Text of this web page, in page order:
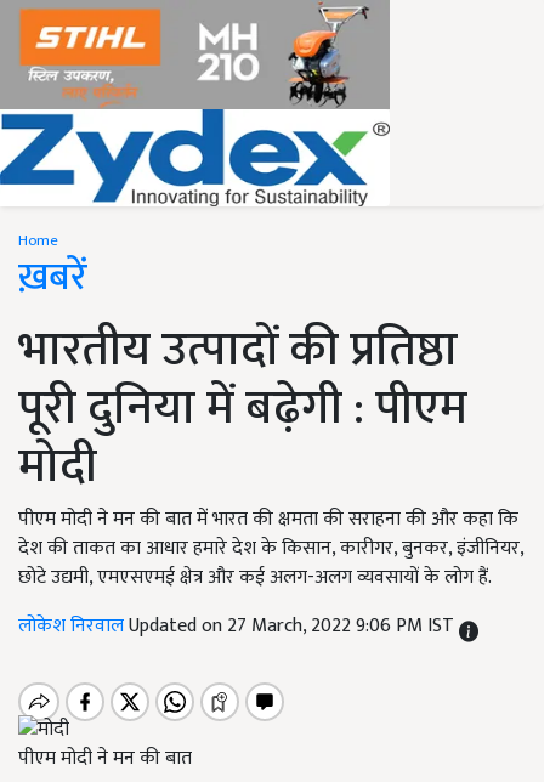
Home
ख़बरें
भारतीय उत्पादों की प्रतिष्ठा
पूरी दुनिया में बढ़ेगी : पीएम
मोदी
पीएम मोदी ने मन की बात में भारत की क्षमता की सराहना की और कहा कि
देश की ताकत का आधार हमारे देश के किसान, कारीगर, बुनकर, इंजीनियर,
छोटे उद्यमी, एमएसएमई क्षेत्र और कई अलग-अलग व्यवसायों के लोग हैं.
लोकेश निरवालUpdated on 27 March, 2022 9:06 PM IST
पीएम मोदी ने मन की बात